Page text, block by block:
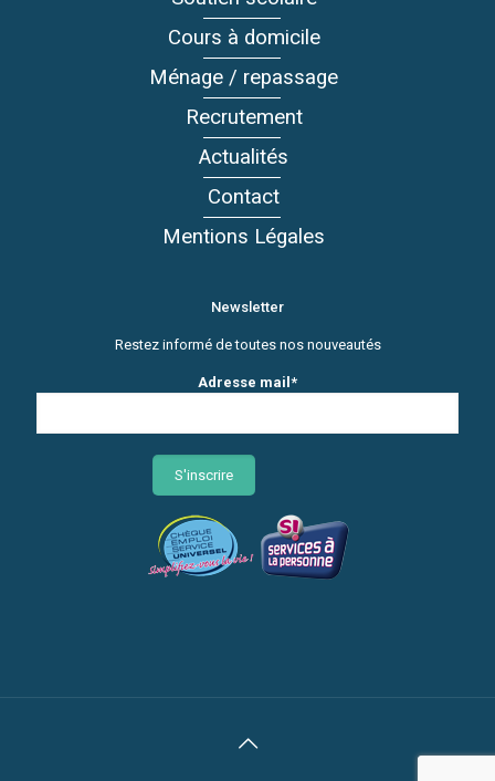
Cours à domicile
Ménage / repassage
Recrutement
Actualités
Contact
Mentions Légales
Newsletter
Restez informé de toutes nos nouveautés
Adresse mail*